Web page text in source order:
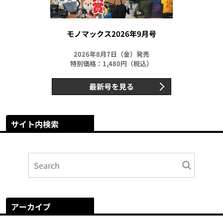
モノマックス2026年9月号
2026年8月7日（金）発売
特別価格：1,480円（税込）
最新号を見る
サイト内検索
アーカイブ